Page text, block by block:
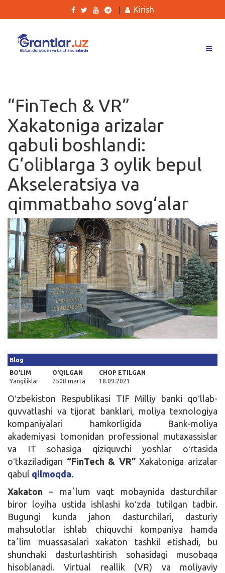
Ishlar
Kurslar
Blog
Yana
Qidirish
Kirish
Kirish
“FinTech & VR”
Xakatoniga arizalar
qabuli boshlandi:
G‘oliblarga 3 oylik bepul
Akseleratsiya va
qimmatbaho sovg‘alar
Blog
BO'LIM
Yangiliklar
O'QILGAN
2508 marta
CHOP ETILGAN
18.09.2021
Oʻzbekiston Respublikasi TIF Milliy banki qoʻllab-
quvvatlashi va tijorat banklari, moliya texnologiya
kompaniyalari hamkorligida Bank-moliya
akademiyasi tomonidan professional mutaxassislar
va IT sohasiga qiziquvchi yoshlar oʻrtasida
oʻtkaziladigan “FinTech & VR”Xakatoniga arizalar
qabul qilmoqda.
Xakaton– maʼlum vaqt mobaynida dasturchilar
biror loyiha ustida ishlashi koʻzda tutilgan tadbir.
Bugungi kunda jahon dasturchilari, dasturiy
mahsulotlar ishlab chiquvchi kompaniya hamda
taʼlim muassasalari xakaton tashkil etishadi, bu
shunchaki dasturlashtirish sohasidagi musobaqa
hisoblanadi. Virtual reallik (VR) va moliyaviy